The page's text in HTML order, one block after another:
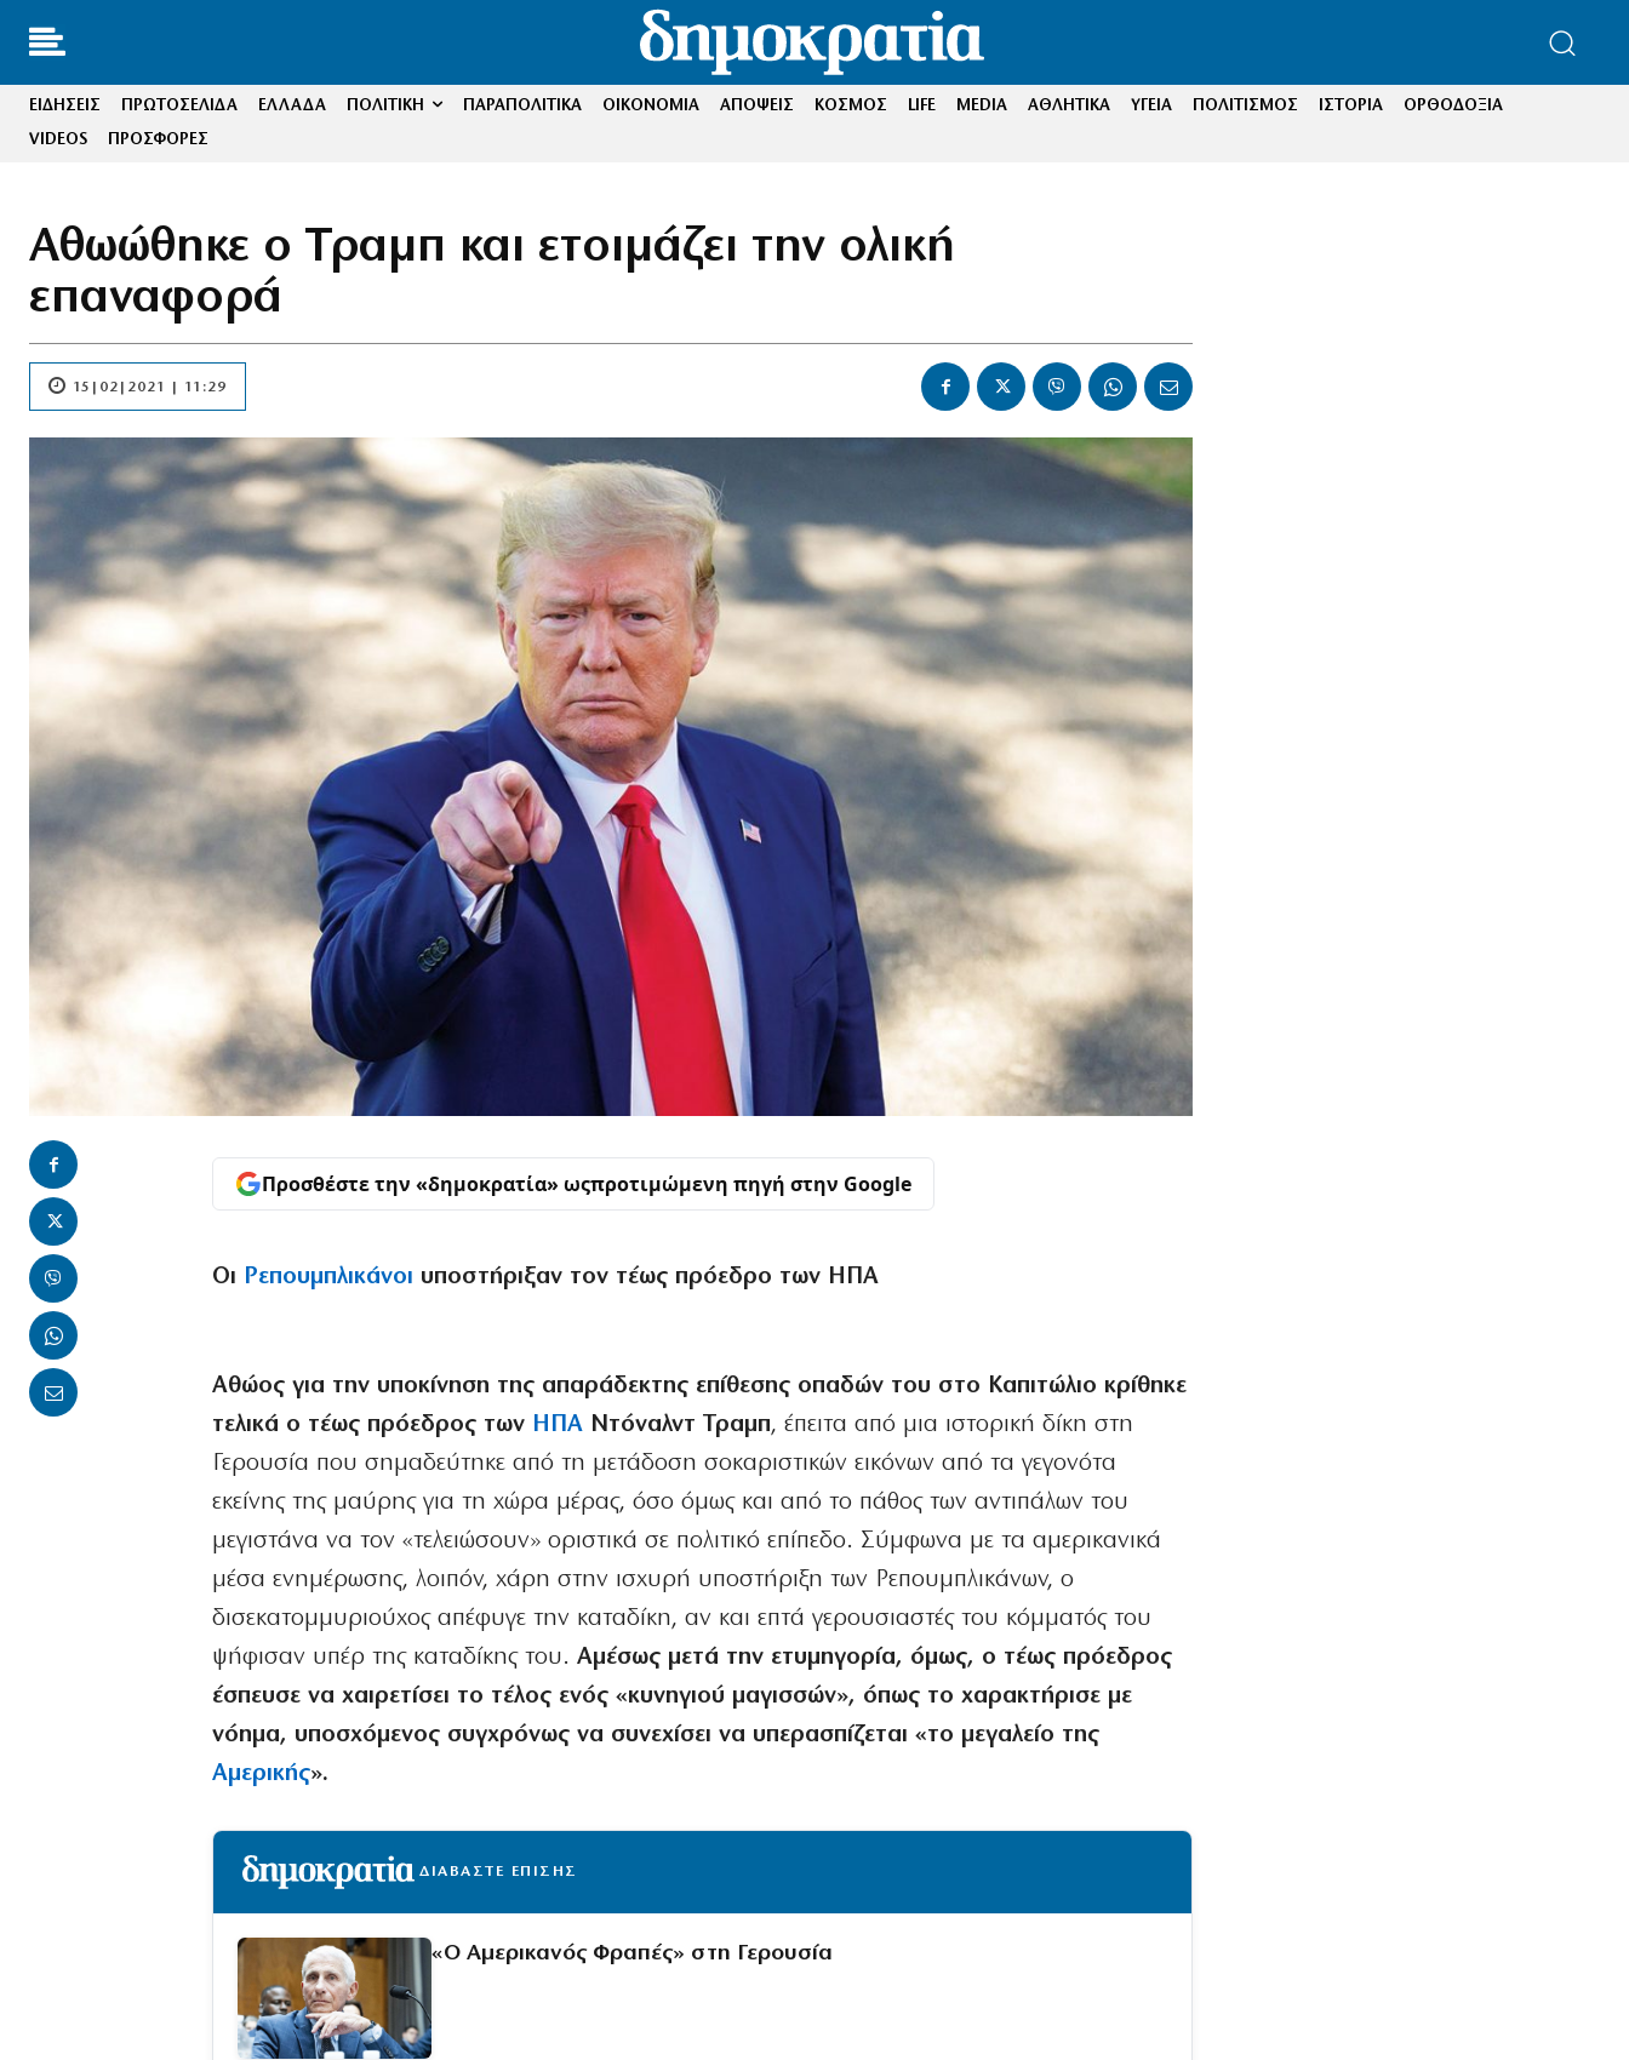
ΕΙΔΗΣΕΙΣ ΠΡΩΤΟΣΕΛΙΔΑ ΕΛΛΑΔΑ ΠΟΛΙΤΙΚΗ ΠΑΡΑΠΟΛΙΤΙΚΑ ΟΙΚΟΝΟΜΙΑ ΑΠΟΨΕΙΣ ΚΟΣΜΟΣ LIFE MEDIA ΑΘΛΗΤΙΚΑ ΥΓΕΙΑ ΠΟΛΙΤΙΣΜΟΣ ΙΣΤΟΡΙΑ
ΟΡΘΟΔΟΞΙΑ
VIDEOS
ΠΡΟΣΦΟΡΕΣ
Αθωώθηκε ο Τραμπ και ετοιμάζει την ολική
επαναφορά
15|02|2021 | 11:29
Προσθέστε την «δημοκρατία» ωςπροτιμώμενη πηγή στην Google
Οι Ρεπουμπλικάνοι υποστήριξαν τον τέως πρόεδρο των ΗΠΑ
Αθώος για την υποκίνηση της απαράδεκτης επίθεσης οπαδών του στο Καπιτώλιο κρίθηκε
τελικά ο τέως πρόεδρος των ΗΠΑ Ντόναλντ Τραμπ, έπειτα από μια ιστορική δίκη στη
Γερουσία που σημαδεύτηκε από τη μετάδοση σοκαριστικών εικόνων από τα γεγονότα
εκείνης της μαύρης για τη χώρα μέρας, όσο όμως και από το πάθος των αντιπάλων του
μεγιστάνα να τον «τελειώσουν» οριστικά σε πολιτικό επίπεδο. Σύμφωνα με τα αμερικανικά
μέσα ενημέρωσης, λοιπόν, χάρη στην ισχυρή υποστήριξη των Ρεπουμπλικάνων, ο
δισεκατομμυριούχος απέφυγε την καταδίκη, αν και επτά γερουσιαστές του κόμματός του
ψήφισαν υπέρ της καταδίκης του. Αμέσως μετά την ετυμηγορία, όμως, ο τέως πρόεδρος
έσπευσε να χαιρετίσει το τέλος ενός «κυνηγιού μαγισσών», όπως το χαρακτήρισε με
νόημα, υποσχόμενος συγχρόνως να συνεχίσει να υπερασπίζεται «το μεγαλείο της
Αμερικής».
ΔΙΑΒΑΣΤΕ ΕΠΙΣΗΣ
«Ο Αμερικανός Φραπές» στη Γερουσία